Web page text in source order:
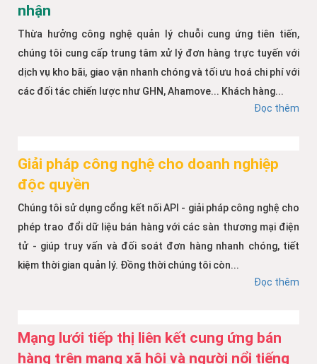
nhận
Thừa hưởng công nghệ quản lý chuỗi cung ứng tiên tiến,
chúng tôi cung cấp trung tâm xử lý đơn hàng trực tuyến với
dịch vụ kho bãi, giao vận nhanh chóng và tối ưu hoá chi phí với
các đối tác chiến lược như GHN, Ahamove... Khách hàng...
Đọc thêm
Giải pháp công nghệ cho doanh nghiệp
độc quyền
Chúng tôi sử dụng cổng kết nối API - giải pháp công nghệ cho
phép trao đổi dữ liệu bán hàng với các sàn thương mại điện
tử - giúp truy vấn và đối soát đơn hàng nhanh chóng, tiết
kiệm thời gian quản lý. Đồng thời chúng tôi còn...
Đọc thêm
Mạng lưới tiếp thị liên kết cung ứng bán
hàng trên mạng xã hội và người nổi tiếng